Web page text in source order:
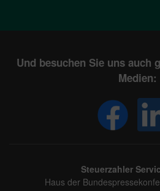
Und besuchen Sie uns auch
Medien:
Steuerzahler
Haus der